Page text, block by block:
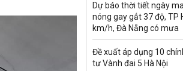
Dự báo thời tiết ngày
nóng gay gắt 37 độ, TP
km/h, Đà Nẵng có mưa
Đề xuất áp dụng 10
tư Vành đai 5 Hà Nội